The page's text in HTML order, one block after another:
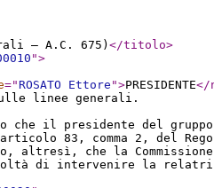
– A.C. 675) </titolo>
">
=" ROSATO Ettore ">PRESIDENTE</
linee generali.
che il presidente del
83, comma 2, del
altresì, che la
di intervenire la